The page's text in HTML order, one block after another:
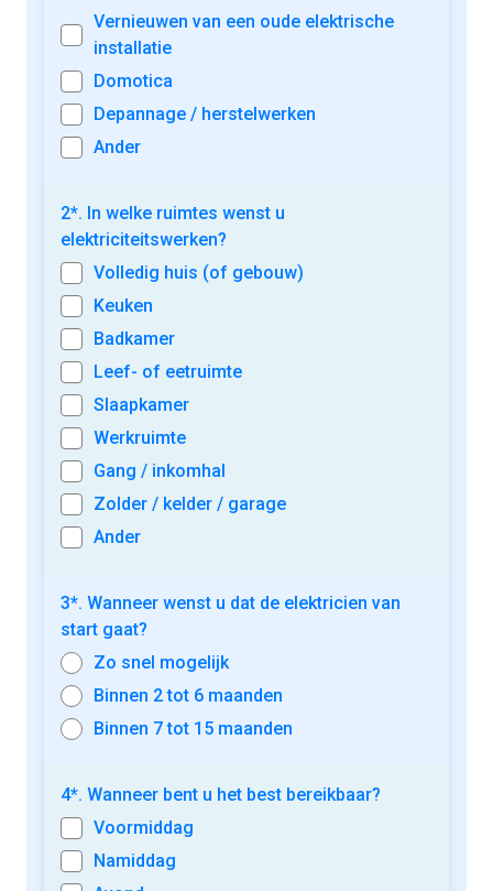
Vernieuwen van een oude elektrische
installatie
Domotica
Depannage / herstelwerken
Ander
2*. In welke ruimtes wenst u
elektriciteitswerken?
Volledig huis (of gebouw)
Keuken
Badkamer
Leef- of eetruimte
Slaapkamer
Werkruimte
Gang / inkomhal
Zolder / kelder / garage
Ander
3*. Wanneer wenst u dat de elektricien van
start gaat?
Zo snel mogelijk
Binnen 2 tot 6 maanden
Binnen 7 tot 15 maanden
4*. Wanneer bent u het best bereikbaar?
Voormiddag
Namiddag